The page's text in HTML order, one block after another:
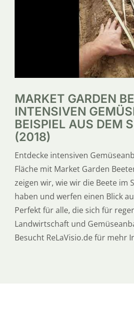
MARKET GARDEN
INTENSIVEN
BEISPIEL AUS DEM
(2018)
Entdecke intensiven
Fläche mit Market Garden
zeigen wir, wie wir die Beete im
haben und werfen einen Blick
Perfekt für alle, die sich für
Landwirtschaft und
Besucht ReLaVisio.de für mehr